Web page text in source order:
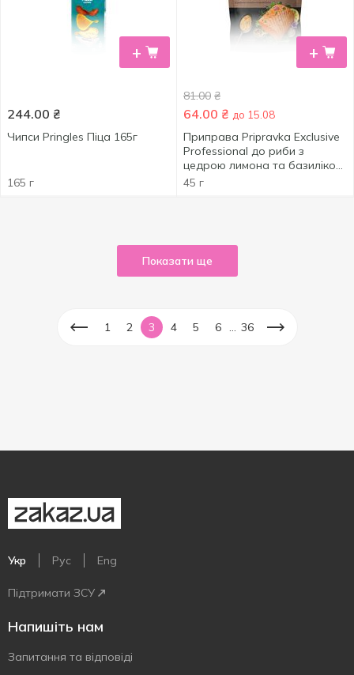
+
244.00 ₴
Чипси Pringles Піца 165г
165 г
+
81.00 ₴
64.00 ₴ до 15.08
Приправа Pripravka Exclusive
Professional до риби з
цедрою лимона та базиліком
45г
45 г
Показати ще
1 2 3 4 5 6 36
Укр Рус Eng
Підтримати ЗСУ
Напишіть нам
Запитання та відповіді